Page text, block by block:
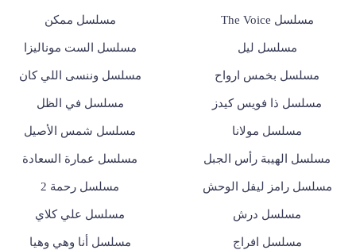
مسلسل The Voice مسلسل ممكن
مسلسل ليل مسلسل الست موناليزا
مسلسل بخمس ارواح مسلسل وننسى اللي كان
مسلسل ذا فويس كيدز مسلسل في الظل
مسلسل مولانا مسلسل شمس الأصيل
مسلسل الهيبة رأس الجبل مسلسل عمارة السعادة
مسلسل رامز ليفل الوحش مسلسل رحمة 2
مسلسل درش مسلسل علي كلاي
مسلسل افراج مسلسل أنا وهي وهيا